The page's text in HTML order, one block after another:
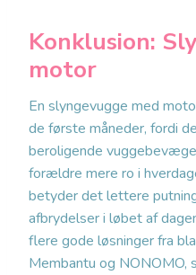
Konklusion:
motor
En slyngevugge med
de første måneder, fordi
beroligende
forældre mere ro i
betyder det lettere
afbrydelser i løbet af
flere gode løsninger fra
Membantu og NONOMO,